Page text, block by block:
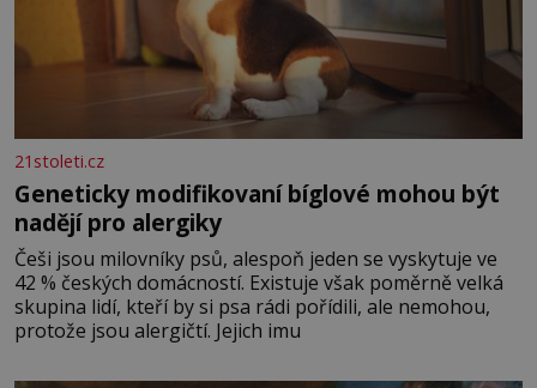
21stoleti.cz
Geneticky modifikovaní bíglové mohou být
nadějí pro alergiky
Češi jsou milovníky psů, alespoň jeden se vyskytuje ve
42 % českých domácností. Existuje však poměrně velká
skupina lidí, kteří by si psa rádi pořídili, ale nemohou,
protože jsou alergičtí. Jejich imu